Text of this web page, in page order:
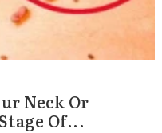
Neck Or
Of...